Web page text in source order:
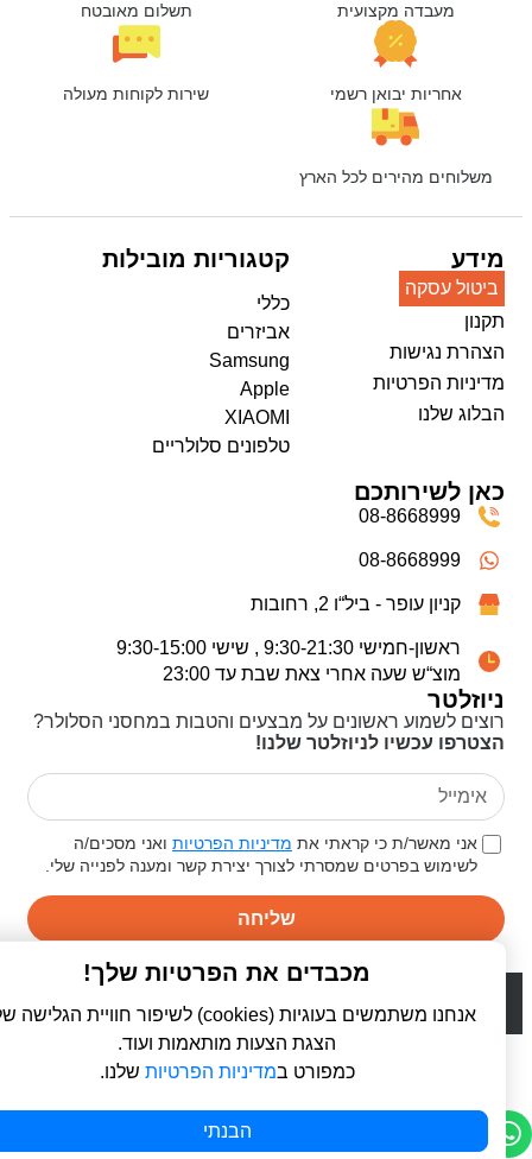
מעבדה מקצועית תשלום מאובטח
אחריות יבואן רשמי שירות לקוחות מעולה
משלוחים מהירים לכל הארץ
ניוזלטר
רוצים לשמוע ראשונים על מבצעים והטבות במחסני הסלולר?
הצטרפו עכשיו לניוזלטר שלנו!
אני מאשר/ת כי קראתי אתמדיניות הפרטיותואני מסכים/ה
לשימוש בפרטים שמסרתי לצורך יצירת קשר ומענה לפנייה שלי.
שליחה
מידע
ביטול עסקה
תקנון
הצהרת נגישות
מדיניות הפרטיות
הבלוג שלנו
קטגוריות מובילות
כללי
אביזרים
Samsung
Apple
XIAOMI
טלפונים סלולריים
כאן לשירותכם
08-8668999
08-8668999
קניון עופר - ביל“ו 2, רחובות
ראשון-חמישי 9:30-21:30 , שישי 9:30-15:00
מוצ“ש שעה אחרי צאת שבת עד 23:00
WebDigital | וובדיגיטל - עיצוב ובניית אתרים
מכבדים את הפרטיות שלך!
אנחנו משתמשים בעוגיות (cookies) לשיפור חוויית הגלישה שלך,
הצגת הצעות מותאמות ועוד.
כמפורט במדיניות הפרטיותשלנו.
הבנתי